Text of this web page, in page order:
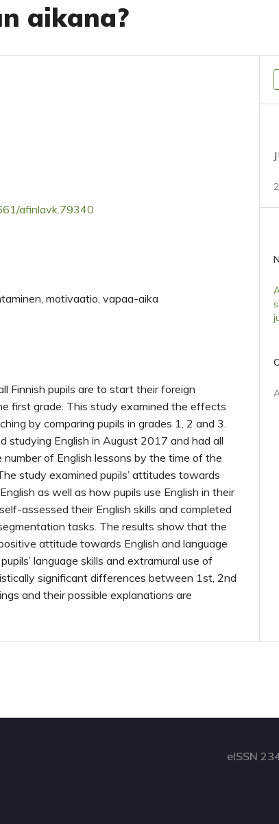
aikana?
afinlavk.79340
motivaatio, vapaa-aika
Finnish pupils are to start their foreign
first grade. This study examined the effects
by comparing pupils in grades 1, 2 and 3.
studying English in August 2017 and had all
number of English lessons by the time of the
study examined pupils’ attitudes towards
as well as how pupils use English in their
assessed their English skills and completed
tasks. The results show that the
attitude towards English and language
language skills and extramural use of
significant differences between 1st, 2nd
and their possible explanations are
eISSN